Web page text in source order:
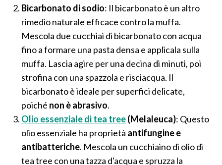
Bicarbonato di sodio: Il bicarbonato è un altro
rimedio naturale efficace contro la muffa.
Mescola due cucchiai di bicarbonato con acqua
fino a formare una pasta densa e applicala sulla
muffa. Lascia agire per una decina di minuti, poi
strofina con una spazzola e risciacqua. Il
bicarbonato è ideale per superfici delicate,
poiché non è abrasivo.
Olio essenziale di tea tree(Melaleuca): Questo
olio essenziale ha proprietà antifungine e
antibatteriche. Mescola un cucchiaino di olio di
tea tree con una tazza d'acqua e spruzza la